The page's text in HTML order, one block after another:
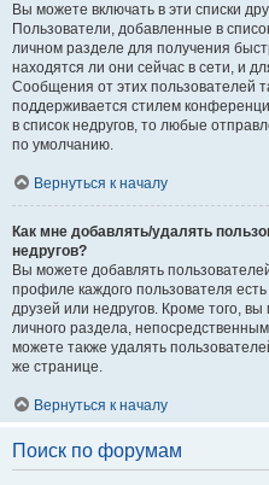
Вы можете включать в эти списки
Пользователи, добавленные в
личном разделе для получения
находятся ли они сейчас в сети, и
Сообщения от этих пользователей
поддерживается стилем
в список недругов, то любые
по умолчанию.
Вернуться к началу
Как мне добавлять/удалять
недругов?
Вы можете добавлять
профиле каждого пользователя
друзей или недругов. Кроме того,
личного раздела,
можете также удалять
же странице.
Вернуться к началу
Поиск по форумам